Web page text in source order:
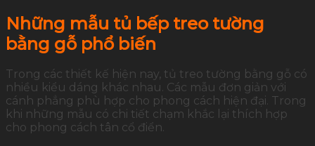
Những mẫu tủ bếp treo tường
bằng gỗ phổ biến
Trong các thiết kế hiện nay, tủ treo tường bằng gỗ có
nhiều kiểu dáng khác nhau. Các mẫu đơn giản với
cánh phẳng phù hợp cho phong cách hiện đại. Trong
khi những mẫu có chi tiết chạm khắc lại thích hợp
cho phong cách tân cổ điển.